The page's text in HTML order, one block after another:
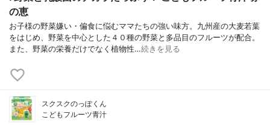
の恵
お子様の野菜嫌い・偏食に悩むママたちの強い味方。九州産の大麦若葉
をはじめ、野菜を中心とした４０種の野菜と多品目のフルーツが配合。
また、野菜の栄養だけでなく植物性…続きを見る
スクスクのっぽくん
こどもフルーツ青汁